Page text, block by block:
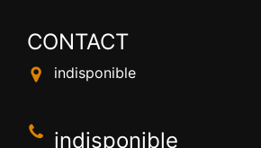
CONTACT
indisponible
indisponible